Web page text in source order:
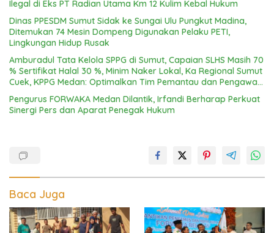
Ilegal di Eks PT Radian Utama Km 12 Kulim Kebal Hukum
Dinas PPESDM Sumut Sidak ke Sungai Ulu Pungkut Madina,
Ditemukan 74 Mesin Dompeng Digunakan Pelaku PETI,
Lingkungan Hidup Rusak
Amburadul Tata Kelola SPPG di Sumut, Capaian SLHS Masih 70
% Sertifikat Halal 30 %, Minim Naker Lokal, Ka Regional Sumut
Cuek, KPPG Medan: Optimalkan Tim Pemantau dan Pengawas
Pengurus FORWAKA Medan Dilantik, Irfandi Berharap Perkuat
Sinergi Pers dan Aparat Penegak Hukum
Baca Juga